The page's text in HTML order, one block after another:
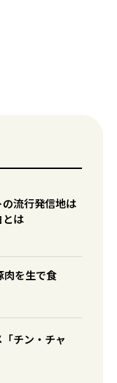
流行発信地は
とは
を生で食
チン・チャ